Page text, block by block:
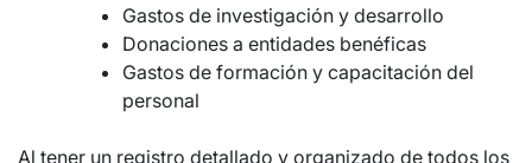
Gastos de investigación y desarrollo
Donaciones a entidades benéficas
Gastos de formación y capacitación del
personal
Al tener un registro detallado y organizado de todos los